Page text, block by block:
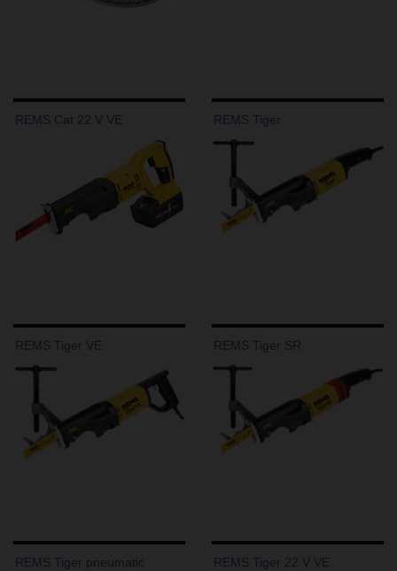
REMS Cat 22 V VE REMS Tiger
REMS Tiger VE REMS Tiger SR
REMS Tiger pneumatic REMS Tiger 22 V VE